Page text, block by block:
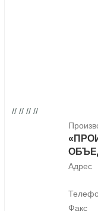
// // // //
Адрес
Факс